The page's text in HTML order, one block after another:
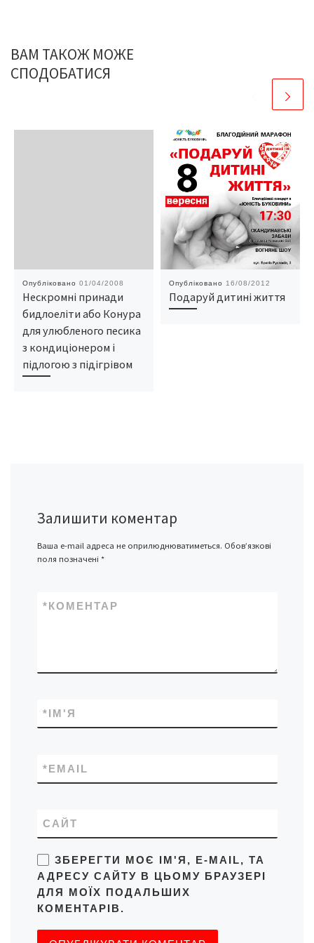
ВАМ ТАКОЖ МОЖЕ
СПОДОБАТИСЯ
Опубліковано 01/04/2008
Нескромні принади
бидлоеліти або Конура
для улюбленого песика
з кондиціонером і
підлогою з підігрівом
Опубліковано 16/08/2012
Подаруй дитині життя
Залишити коментар
Ваша e-mail адреса не оприлюднюватиметься. Обов’язкові
поля позначені *
КОМЕНТАР
*
ІМ'Я
*
EMAIL
*
САЙТ
ЗБЕРЕГТИ МОЄ ІМ'Я, E-MAIL, ТА
АДРЕСУ САЙТУ В ЦЬОМУ БРАУЗЕРІ
ДЛЯ МОЇХ ПОДАЛЬШИХ
КОМЕНТАРІВ.